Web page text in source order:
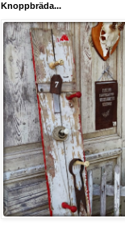
Knoppbräda...